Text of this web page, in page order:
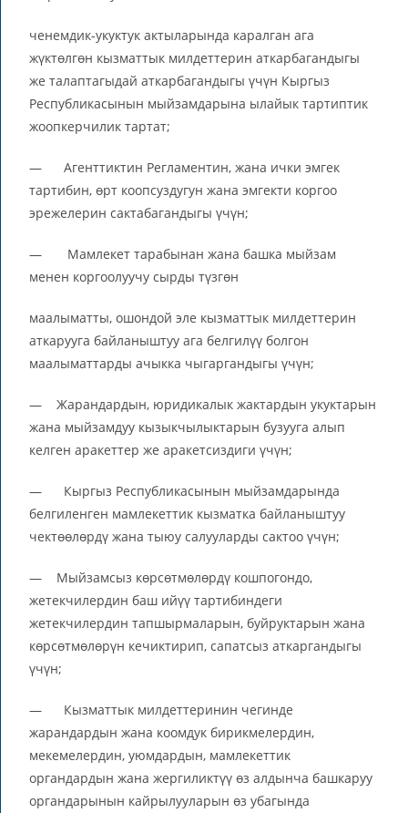
ченемдик-укуктук актыларында каралган ага
жүктөлгөн кызматтык милдеттерин аткарбагандыгы
же талаптагыдай аткарбагандыгы үчүн Кыргыз
Республикасынын мыйзамдарына ылайык тартиптик
жоопкерчилик тартат;
— Агенттиктин Регламентин, жана ички эмгек
тартибин, өрт коопсуздугун жана эмгекти коргоо
эрежелерин сактабагандыгы үчүн;
— Мамлекет тарабынан жана башка мыйзам
менен коргоолуучу сырды түзгөн
маалыматты, ошондой эле кызматтык милдеттерин
аткарууга байланыштуу ага белгилүү болгон
маалыматтарды ачыкка чыгаргандыгы үчүн;
— Жарандардын, юридикалык жактардын укуктарын
жана мыйзамдуу кызыкчылыктарын бузууга алып
келген аракеттер же аракетсиздиги үчүн;
— Кыргыз Республикасынын мыйзамдарында
белгиленген мамлекеттик кызматка байланыштуу
чектөөлөрдү жана тыюу салууларды сактоо үчүн;
— Мыйзамсыз көрсөтмөлөрдү кошпогондо,
жетекчилердин баш ийүү тартибиндеги
жетекчилердин тапшырмаларын, буйруктарын жана
көрсөтмөлөрүн кечиктирип, сапатсыз аткаргандыгы
үчүн;
— Кызматтык милдеттеринин чегинде
жарандардын жана коомдук бирикмелердин,
мекемелердин, уюмдардын, мамлекеттик
органдардын жана жергиликтүү өз алдынча башкаруу
органдарынын кайрылууларын өз убагында